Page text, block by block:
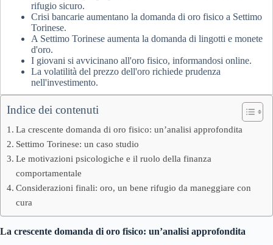
rifugio sicuro.
Crisi bancarie aumentano la domanda di oro fisico a Settimo
Torinese.
A Settimo Torinese aumenta la domanda di lingotti e monete
d'oro.
I giovani si avvicinano all'oro fisico, informandosi online.
La volatilità del prezzo dell'oro richiede prudenza
nell'investimento.
Indice dei contenuti
La crescente domanda di oro fisico: un’analisi approfondita
Settimo Torinese: un caso studio
Le motivazioni psicologiche e il ruolo della finanza
comportamentale
Considerazioni finali: oro, un bene rifugio da maneggiare con
cura
La crescente domanda di oro fisico: un’analisi approfondita